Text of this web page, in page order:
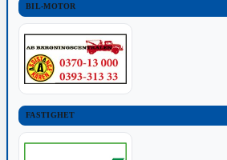
BIL-MOTOR
FASTIGHET